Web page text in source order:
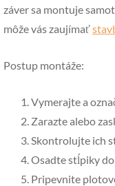
záver sa montuje
môže vás zaujímať
Postup montáže:
Vymerajte a
Zarazte alebo
Skontrolujte ich
Osadte stĺpiky
Pripevnite